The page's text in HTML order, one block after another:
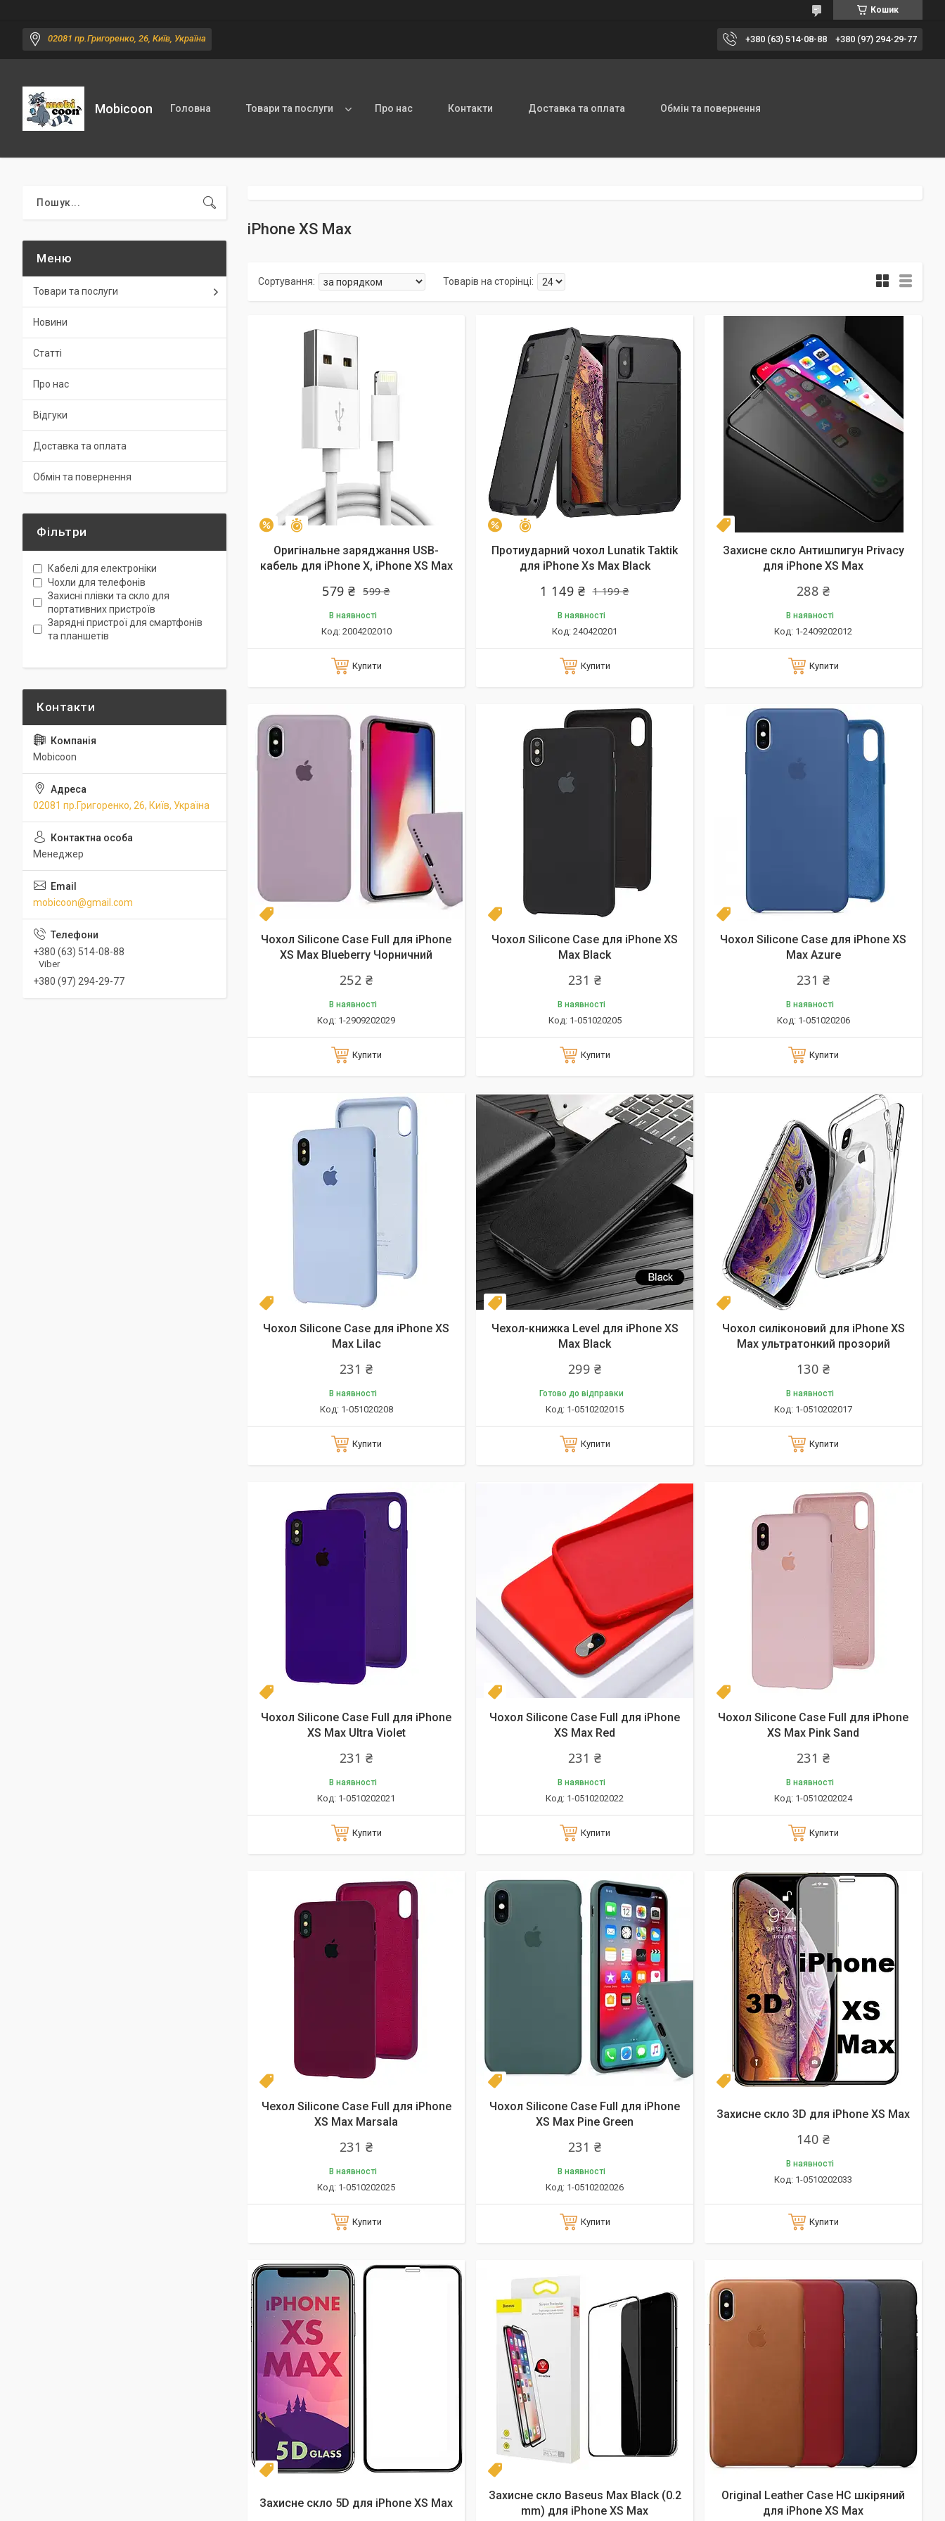
Кошик
02081 пр.Григоренко, 26, Київ, Україна +380 (63) 514-08-88 +380 (97) 294-29-77
Mobicoon Головна Товари та послуги Про нас Контакти Доставка та оплата Обмін та повернення
iPhone XS Max
–3% Залишилось 15 днів
Оригінальне заряджання USB-
кабель для iPhone X, iPhone XS Max
599 ₴
579 ₴
В наявності
2004202010
Купити
–4%
Протиударний чохол Lunatik Taktik
для iPhone Xs Max Black
1 199 ₴
1 149 ₴
В наявності
240420201
Купити
Захисне скло Антишпигун Privacy
для iPhone XS Max
288 ₴
В наявності
1-2409202012
Купити
Чохол Silicone Case Full для iPhone
XS Max Blueberry Чорничний
252 ₴
В наявності
1-2909202029
Купити
Новинка
Чохол Silicone Case для iPhone XS
Max Black
231 ₴
В наявності
1-051020205
Купити
Новинка
Чохол Silicone Case для iPhone XS
Max Azure
231 ₴
В наявності
1-051020206
Купити
Новинка
Чохол Silicone Case для iPhone XS
Max Lilac
231 ₴
В наявності
1-051020208
Купити
Новинка
Чехол-книжка Level для iPhone XS
Max Black
299 ₴
Готово до відправки
1-0510202015
Купити
Новинка
Чохол силіконовий для iPhone XS
Max ультратонкий прозорий
130 ₴
В наявності
1-0510202017
Купити
Чохол Silicone Case Full для iPhone
XS Max Ultra Violet
231 ₴
В наявності
1-0510202021
Купити
Новинка
Чохол Silicone Case Full для iPhone
XS Max Red
231 ₴
В наявності
1-0510202022
Купити
Чохол Silicone Case Full для iPhone
XS Max Pink Sand
231 ₴
В наявності
1-0510202024
Купити
Чехол Silicone Case Full для iPhone
XS Max Marsala
231 ₴
В наявності
1-0510202025
Купити
Чохол Silicone Case Full для iPhone
XS Max Pine Green
231 ₴
В наявності
1-0510202026
Купити
Новинка
Захисне скло 3D для iPhone XS Max
140 ₴
В наявності
1-0510202033
Купити
Новинка
Захисне скло 5D для iPhone XS Max
Захисне скло Baseus Max Black (0.2
mm) для iPhone XS Max
Original Leather Case HC шкіряний
для iPhone XS Max
Товари та послуги
Новини
Статті
Про нас
Відгуки
Доставка та оплата
Обмін та повернення
Фільтри
Кабелі для електроніки
Чохли для телефонів
Захисні плівки та скло для
портативних пристроїв
Зарядні пристрої для смартфонів
та планшетів
Mobicoon
02081 пр.Григоренко, 26, Київ, Україна
Менеджер
mobicoon@gmail.com
+380 (63) 514-08-88
Viber
+380 (97) 294-29-77